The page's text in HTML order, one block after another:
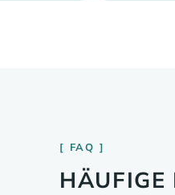
FAQ
HÄUFIGE